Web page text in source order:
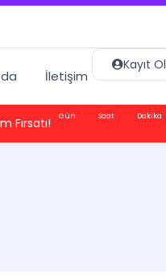
İletişim
Kayıt Ol
Fırsatı! Gün Saat Dakika